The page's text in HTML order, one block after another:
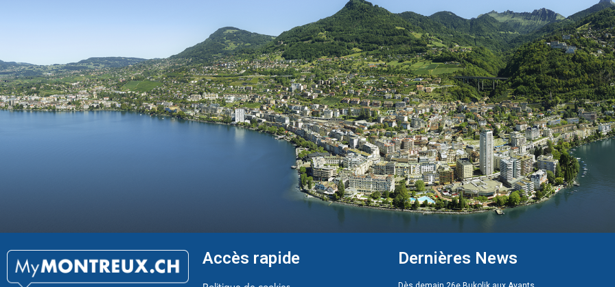
Accès rapide Dernières News